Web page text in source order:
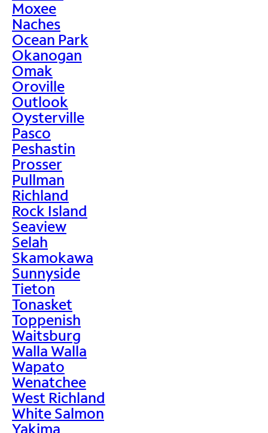
Moxee
Naches
Ocean Park
Okanogan
Omak
Oroville
Outlook
Oysterville
Pasco
Peshastin
Prosser
Pullman
Richland
Rock Island
Seaview
Selah
Skamokawa
Sunnyside
Tieton
Tonasket
Toppenish
Waitsburg
Walla Walla
Wapato
Wenatchee
West Richland
White Salmon
Yakima